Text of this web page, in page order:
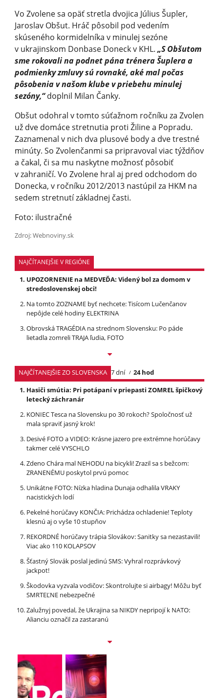
Vo Zvolene sa opäť stretla dvojica Július Šupler,
Jaroslav Obšut. Hráč pôsobil pod vedením
skúseného kormidelníka v minulej sezóne
v ukrajinskom Donbase Doneck v KHL. „S Obšutom
sme rokovali na podnet pána trénera Šuplera a
podmienky zmluvy sú rovnaké, aké mal počas
pôsobenia v našom klube v priebehu minulej
sezóny,“doplnil Milan Čanky.
Obšut odohral v tomto súťažnom ročníku za Zvolen
už dve domáce stretnutia proti Žiline a Popradu.
Zaznamenal v nich dva plusové body a dve trestné
minúty. So Zvolenčanmi sa pripravoval viac týždňov
a čakal, či sa mu naskytne možnosť pôsobiť
v zahraničí. Vo Zvolene hral aj pred odchodom do
Donecka, v ročníku 2012/2013 nastúpil za HKM na
sedem stretnutí základnej časti.
Foto: ilustračné
Zdroj: Webnoviny.sk
NAJČÍTANEJŠIE V REGIÓNE
UPOZORNENIE na MEDVEĎA: Videný bol za domom v
stredoslovenskej obci!
Na tomto ZOZNAME byť nechcete: Tisícom Lučenčanov
nepôjde celé hodiny ELEKTRINA
Obrovská TRAGÉDIA na strednom Slovensku: Po páde
lietadla zomreli TRAJA ľudia, FOTO
NAJČÍTANEJŠIE ZO SLOVENSKA 7 dní
24 hod
Hasiči smútia: Pri potápaní v priepasti ZOMREL špičkový
letecký záchranár
KONIEC Tesca na Slovensku po 30 rokoch? Spoločnosť už
mala spraviť jasný krok!
Desivé FOTO a VIDEO: Krásne jazero pre extrémne horúčavy
takmer celé VYSCHLO
Zdeno Chára mal NEHODU na bicykli! Zrazil sa s bežcom:
ZRANENÉMU poskytol prvú pomoc
Unikátne FOTO: Nízka hladina Dunaja odhalila VRAKY
nacistických lodí
Pekelné horúčavy KONČIA: Prichádza ochladenie! Teploty
klesnú aj o vyše 10 stupňov
REKORDNÉ horúčavy trápia Slovákov: Sanitky sa nezastavili!
Viac ako 110 KOLAPSOV
Šťastný Slovák poslal jedinú SMS: Vyhral rozprávkový
jackpot!
Škodovka vyzvala vodičov: Skontrolujte si airbagy! Môžu byť
SMRTEĽNE nebezpečné
Zalužnyj povedal, že Ukrajina sa NIKDY nepripojí k NATO:
Alianciu označil za zastaranú